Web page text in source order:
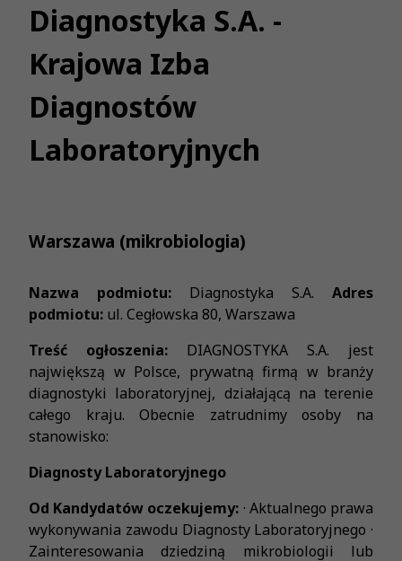
Diagnostyka S.A. -
Krajowa Izba
Diagnostów
Laboratoryjnych
Warszawa (mikrobiologia)
Nazwa podmiotu: Diagnostyka S.A. Adres
podmiotu: ul. Cegłowska 80, Warszawa
Treść ogłoszenia: DIAGNOSTYKA S.A. jest
największą w Polsce, prywatną firmą w branży
diagnostyki laboratoryjnej, działającą na terenie
całego kraju. Obecnie zatrudnimy osoby na
stanowisko:
Diagnosty Laboratoryjnego
Od Kandydatów oczekujemy: · Aktualnego prawa
wykonywania zawodu Diagnosty Laboratoryjnego ·
Zainteresowania dziedziną mikrobiologii lub